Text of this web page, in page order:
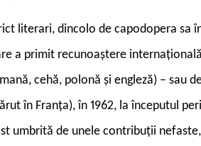
literari, dincolo de capodopera sa
a primit recunoaștere
cehă, polonă și engleză) – sau
în Franța), în 1962, la începutul
umbrită de unele contribuții